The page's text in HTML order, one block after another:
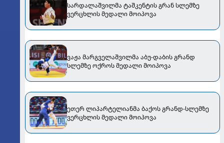
სარდალაშვილმა ტაშკენტის გრან სლემზე
ვერცხლის მედალი მოიპოვა
ვაჟა მარგველაშვილმა აბუ-დაბის გრანდ
სლემზე ოქროს მედალი მოიპოვა
ეთერ ლიპარტელიანმა ბაქოს გრანდ-სლემზე
ვერცხლის მედალი მოიპოვა